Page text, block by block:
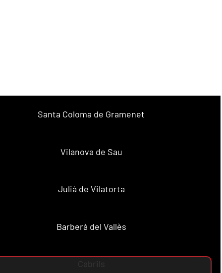
Santa Coloma de Gramenet
Vilanova de Sau
Julià de Vilatorta
Barberà del Vallès
Cabrils